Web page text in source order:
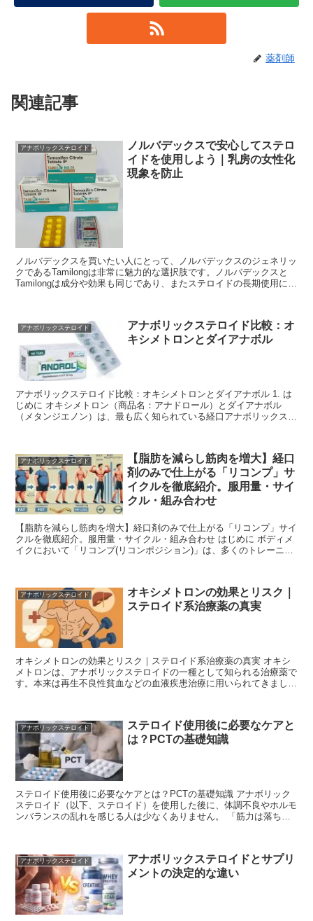
薬剤師
関連記事
アナボリックステロイド
ノルバデックスで安心してステロ
イドを使用しよう｜乳房の女性化
現象を防止
ノルバデックスを買いたい人にとって、ノルバデックスのジェネリッ
クであるTamilongは非常に魅力的な選択肢です。ノルバデックスと
Tamilongは成分や効果も同じであり、またステロイドの長期使用に伴
アナボリックステロイド
アナボリックステロイド比較：オ
キシメトロンとダイアナボル
アナボリックステロイド比較：オキシメトロンとダイアナボル 1. は
じめに オキシメトロン（商品名：アナドロール）とダイアナボル
（メタンジエノン）は、最も広く知られている経口アナボリックステ
アナボリックステロイド
【脂肪を減らし筋肉を増大】経口
剤のみで仕上がる「リコンプ」サ
イクルを徹底紹介。服用量・サイ
クル・組み合わせ
【脂肪を減らし筋肉を増大】経口剤のみで仕上がる「リコンプ」サイ
クルを徹底紹介。服用量・サイクル・組み合わせ はじめに ボディメ
イクにおいて「リコンプ(リコンポジション)」は、多くのトレーニー
アナボリックステロイド
オキシメトロンの効果とリスク｜
ステロイド系治療薬の真実
オキシメトロンの効果とリスク｜ステロイド系治療薬の真実 オキシ
メトロンは、アナボリックステロイドの一種として知られる治療薬で
す。本来は再生不良性貧血などの血液疾患治療に用いられてきました
アナボリックステロイド
ステロイド使用後に必要なケアと
は？PCTの基礎知識
ステロイド使用後に必要なケアとは？PCTの基礎知識 アナボリック
ステロイド（以下、ステロイド）を使用した後に、体調不良やホルモ
ンバランスの乱れを感じる人は少なくありません。 「筋力は落ち
アナボリックステロイド
アナボリックステロイドとサプリ
メントの決定的な違い